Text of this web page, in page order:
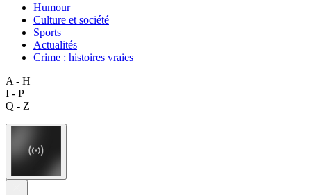
Humour
Culture et société
Sports
Actualités
Crime : histoires vraies
A - H
I - P
Q - Z